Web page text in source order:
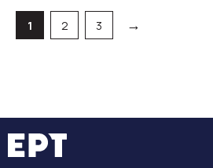
Σελίδα
1 Σελίδα
2 Σελίδα
3 →